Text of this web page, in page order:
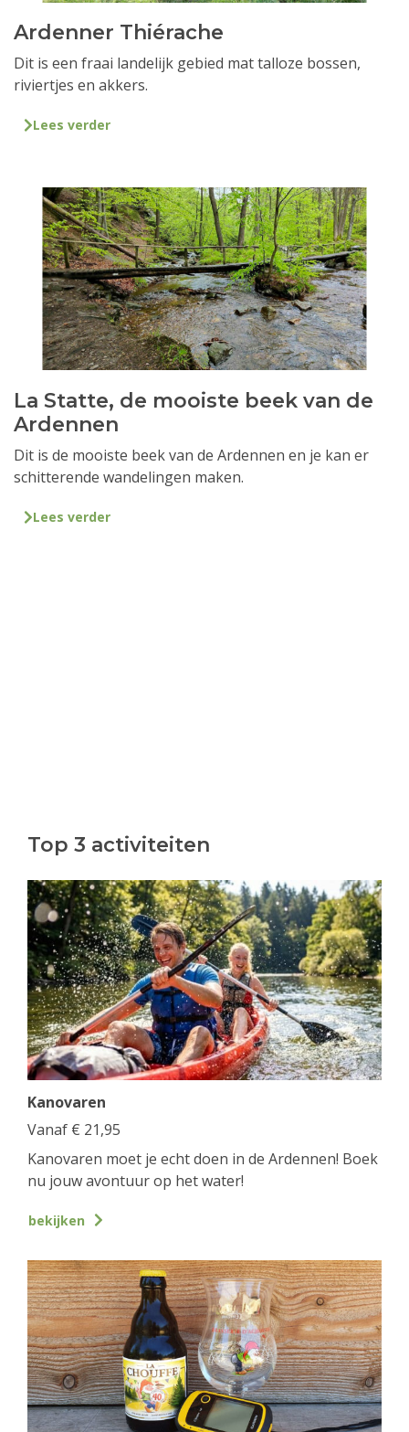
Ardenner Thiérache
Dit is een fraai landelijk gebied mat talloze bossen,
riviertjes en akkers.
Lees verder
La Statte, de mooiste beek van de
Ardennen
Dit is de mooiste beek van de Ardennen en je kan er
schitterende wandelingen maken.
Lees verder
Top 3 activiteiten
Kanovaren
Vanaf € 21,95
Kanovaren moet je echt doen in de Ardennen! Boek
nu jouw avontuur op het water!
bekijken